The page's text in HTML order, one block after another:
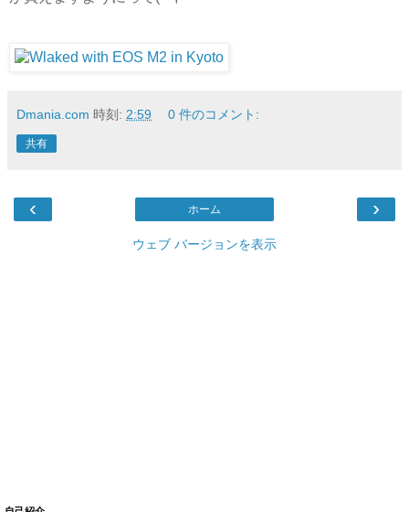
Dmania.com 時刻: 2:59 0 件のコメント:
共有
‹ ›
ホーム
ウェブ バージョンを表示